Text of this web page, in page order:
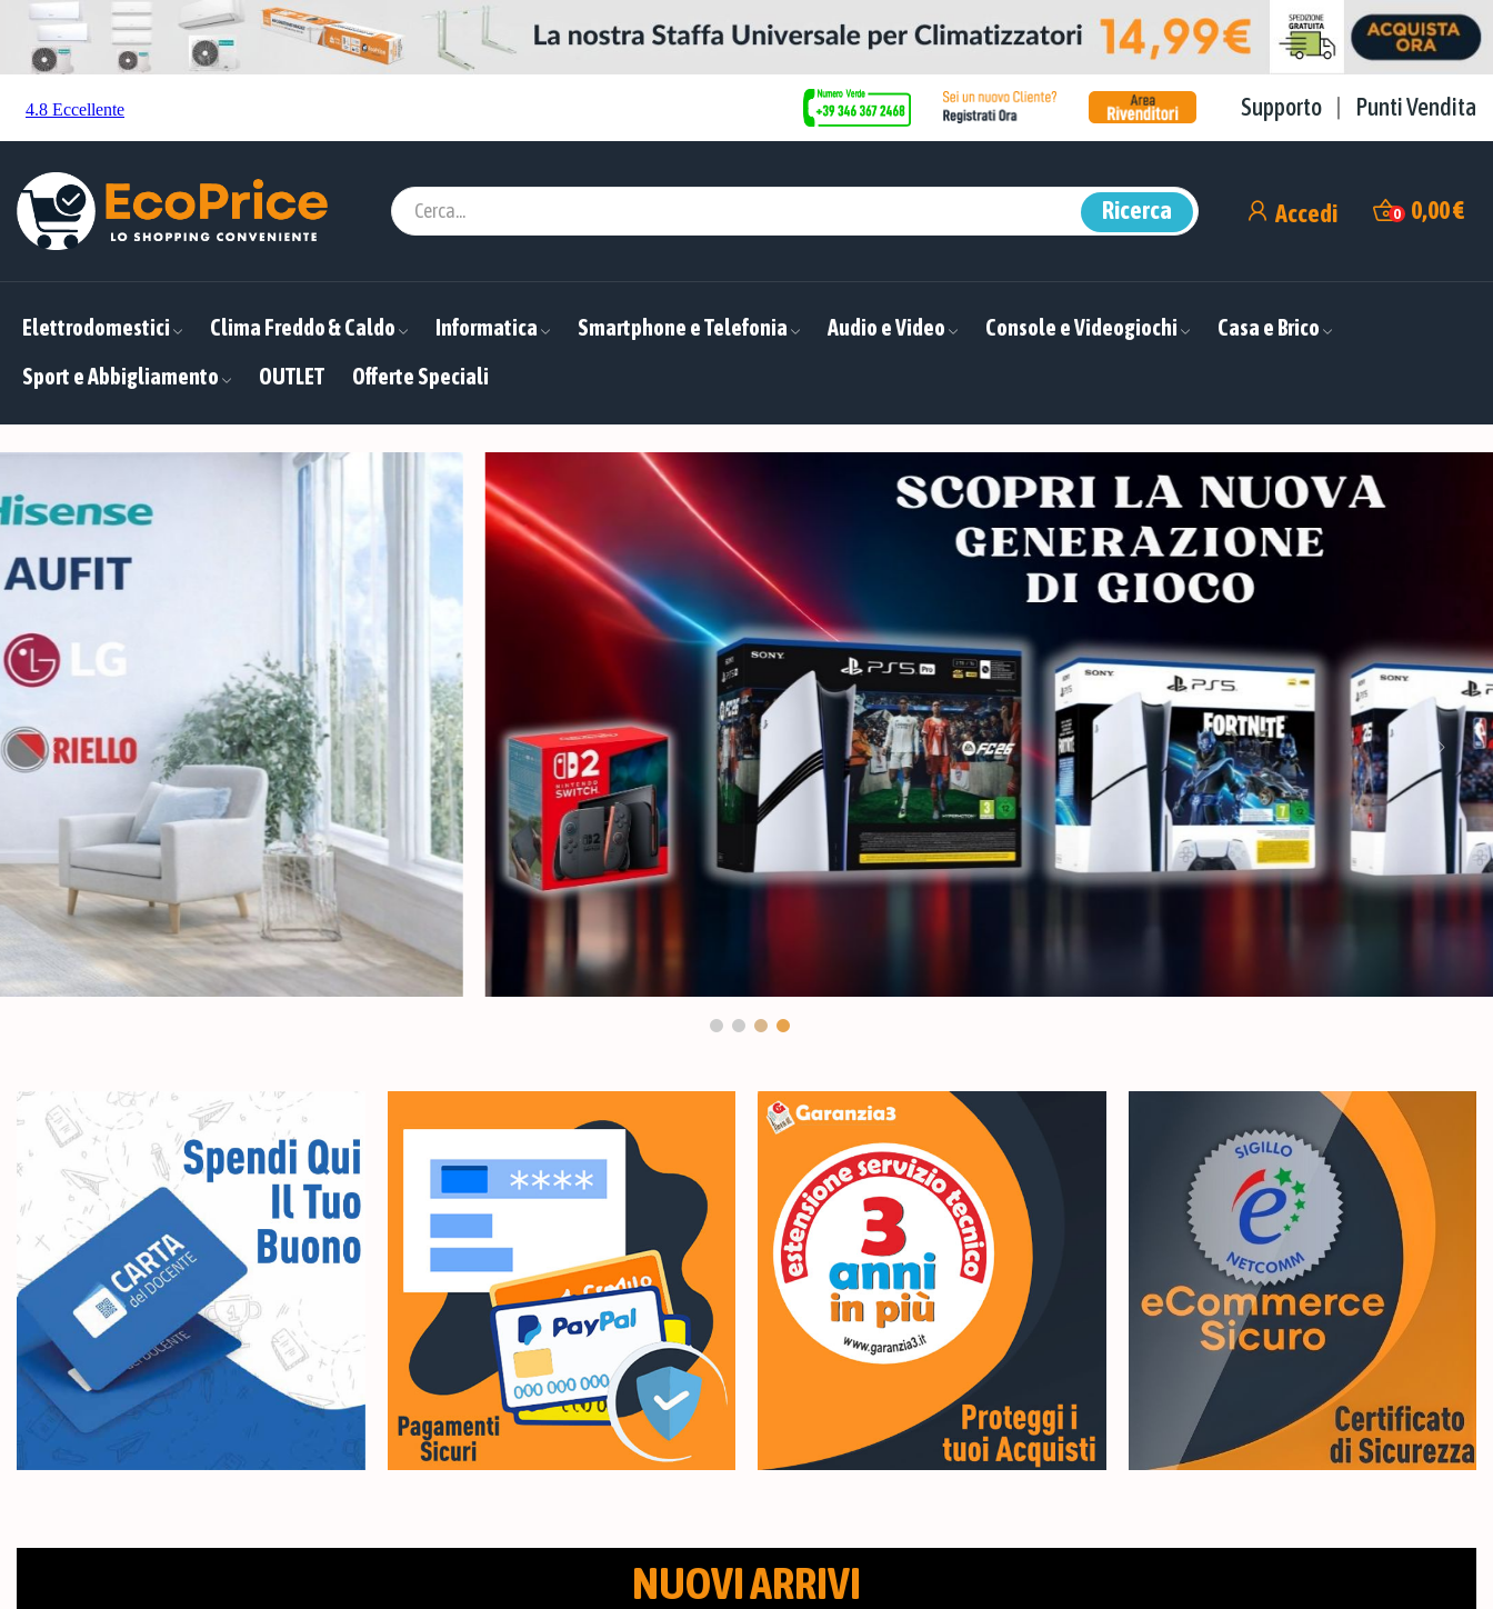
Supporto Punti Vendita
Ricerca Accedi 0,00 €
0
Elettrodomestici Clima Freddo & Caldo Informatica Smartphone e Telefonia Audio e Video Console e Videogiochi
Casa e Brico
Sport e Abbigliamento
OUTLET Offerte Speciali
NUOVI ARRIVI